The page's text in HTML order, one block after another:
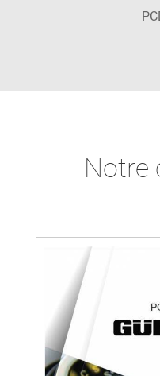
Notre